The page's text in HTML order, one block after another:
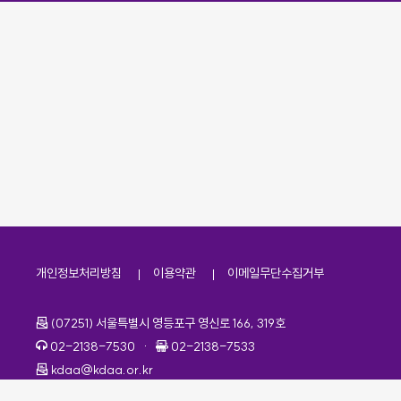
개인정보처리방침 이용약관 이메일무단수집거부
주소
(07251) 서울특별시 영등포구 영신로 166, 319호
전화번호
02-2138-7530 · 팩스번호
02-2138-7533
이메일
kdaa@kdaa.or.kr